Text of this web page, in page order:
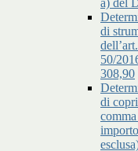
a) del
di
50/
308,90
di